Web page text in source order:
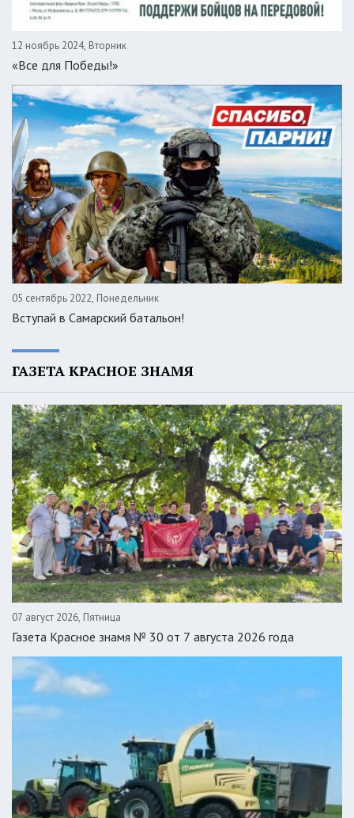
12 ноябрь 2024, Вторник
«Все для Победы!»
05 сентябрь 2022, Понедельник
Вступай в Самарский батальон!
ГАЗЕТА КРАСНОЕ ЗНАМЯ
07 август 2026, Пятница
Газета Красное знамя № 30 от 7 августа 2026 года